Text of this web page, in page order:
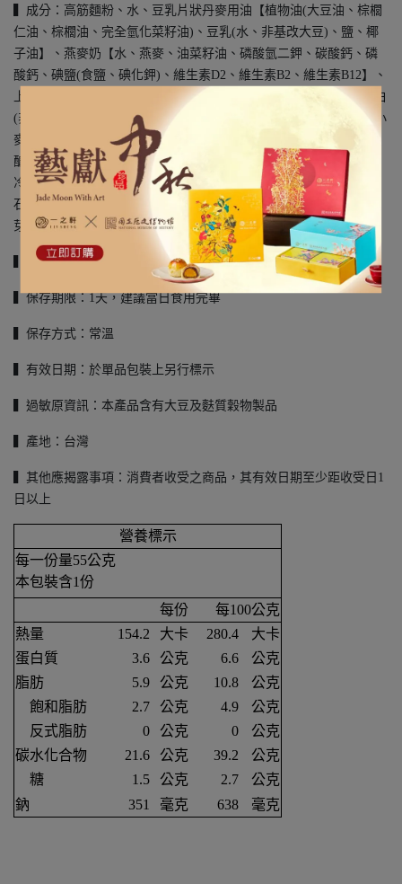
▍成分：高筋麵粉、水、豆乳片狀丹麥用油【植物油(大豆油、棕櫚
仁油、棕櫚油、完全氫化菜籽油)、豆乳(水、非基改大豆)、鹽、椰
子油】、燕麥奶【水、燕麥、油菜籽油、磷酸氫二鉀、碳酸鈣、磷
酸鈣、碘鹽(食鹽、碘化鉀)、維生素D2、維生素B2、維生素B12】、
上白糖(蔗糖、甜菜)、酵母、雙潔淨蛋白【麥芽二糖、水、大豆蛋白
(非基因改造)、麥芽寡糖、葡萄糖】、鹽、鹽之花、香榭法國粉【小
麥、小麥蛋白、L-抗壞血酸(維生素C)(抗氧化劑)、澱粉酵素、木聚
醣酵素、脂肪分解酵素、葡萄糖氧化酵素、L-半胱胺酸鹽酸鹽】、
冷凍麵糰改良劑【小麥粉、小麥麵筋、單及雙脂肪酸甘油二乙醯酒
石酸酯、抗氧化劑(維生素C)、澱粉酶、聚木糖酶】、麥芽精(大麥
芽)
▍重量：55公克±4.5公克
▍保存期限：1天，建議當日食用完畢
▍保存方式：常溫
▍有效日期：於單品包裝上另行標示
▍過敏原資訊：本產品含有大豆及麩質穀物製品
▍產地：台灣
▍其他應揭露事項：消費者收受之商品，其有效日期至少距收受日1
日以上
營養標示
每一份量55公克
本包裝含1份
每份
每100公克
熱量
154.2 大卡 280.4
大卡
蛋白質
3.6 公克 6.6
公克
脂肪
5.9 公克 10.8
公克
飽和脂肪
2.7 公克 4.9
公克
反式脂肪
0 公克 0
公克
碳水化合物
21.6 公克 39.2
公克
糖
1.5 公克 2.7
公克
鈉
351 毫克 638 毫克